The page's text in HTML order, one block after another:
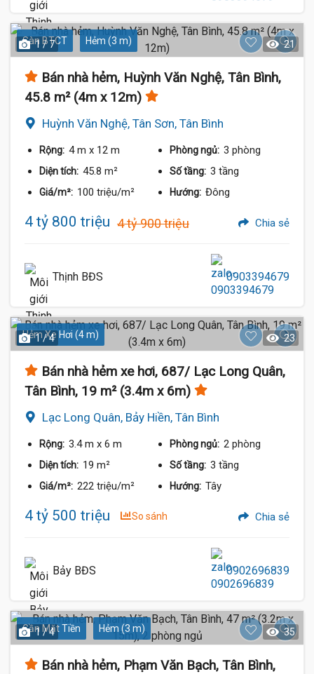
Sàn BTCT Hẻm (3 m)
1 / 7 21
Bán nhà hẻm, Huỳnh Văn Nghệ, Tân Bình,
45.8 m² (4m x 12m)
Huỳnh Văn Nghệ, Tân Sơn, Tân Bình
Rộng: 4 m x 12 m Phòng ngủ: 3 phòng
Diện tích: 45.8 m² Số tầng: 3 tầng
Giá/m²: 100 triệu/m² Hướng: Đông
4 tỷ 800 triệu 4 tỷ 900 triệu Chia sẻ
Thịnh BĐS 0903394679
Hẻm Xe Hơi (4 m)
1 / 4 23
Bán nhà hẻm xe hơi, 687/ Lạc Long Quân,
Tân Bình, 19 m² (3.4m x 6m)
Lạc Long Quân, Bảy Hiền, Tân Bình
Rộng: 3.4 m x 6 m Phòng ngủ: 2 phòng
Diện tích: 19 m² Số tầng: 3 tầng
Giá/m²: 222 triệu/m² Hướng: Tây
4 tỷ 500 triệu So sánh Chia sẻ
Bảy BĐS 0902696839
Gần Mặt Tiền Hẻm (3 m)
1 / 4 35
Bán nhà hẻm, Phạm Văn Bạch, Tân Bình,